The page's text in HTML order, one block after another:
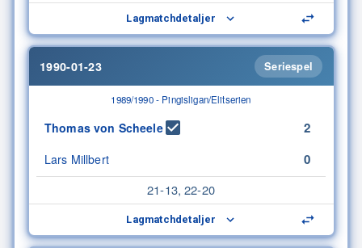
Lagmatchdetaljer
1990-01-23 Seriespel
1989/1990 - Pingisligan/Elitserien
Thomas von Scheele 2
Lars Millbert 0
21-13, 22-20
Lagmatchdetaljer